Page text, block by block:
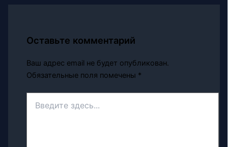
Оставьте комментарий
Ваш адрес email не будет опубликован.
Обязательные поля помечены *
здесь...